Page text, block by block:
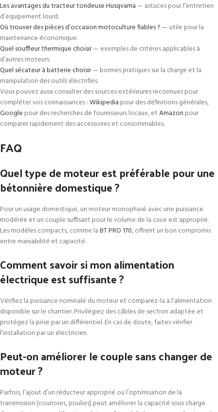
Les avantages du tracteur tondeuse Husqvarna— astuces pour l’entretien
d’équipement lourd.
Où trouver des pièces d’occasion motoculture fiables ?— utile pour la
maintenance économique.
Quel souffleur thermique choisir— exemples de critères applicables à
d’autres moteurs.
Quel sécateur à batterie choisir— bonnes pratiques sur la charge et la
manipulation des outils électrifiés.
Vous pouvez aussi consulter des sources extérieures reconnues pour
compléter vos connaissances :Wikipedia pour des définitions générales,
Google pour des recherches de fournisseurs locaux, etAmazon pour
comparer rapidement des accessoires et consommables.
FAQ
Quel type de moteur est préférable pour une
bétonnière domestique ?
Pour un usage domestique, un moteur monophasé avec une puissance
modérée et un couple suffisant pour le volume de la cuve est approprié.
Les modèles compacts, comme laBT PRO 170, offrent un bon compromis
entre maniabilité et capacité.
Comment savoir si mon alimentation
électrique est suffisante ?
Vérifiez la puissance nominale du moteur et comparez-la à l’alimentation
disponible sur le chantier. Privilégiez des câbles de section adaptée et
protégez la prise par un différentiel. En cas de doute, faites vérifier
l’installation par un électricien.
Peut-on améliorer le couple sans changer de
moteur ?
Parfois, l’ajout d’un réducteur approprié ou l’optimisation de la
transmission (courroies, poulies) peut améliorer la capacité sous charge.